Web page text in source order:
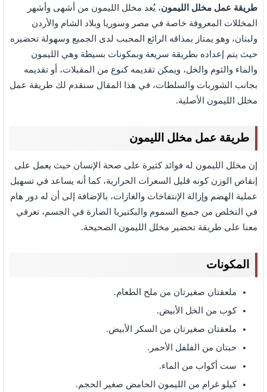
طريقة عمل مخلل الليمون، يُعد مخلل الليمون من أشهى وأشهر
المخللات المعروفة خاصة في مصر وسوريا وبلاد الشام والأردن
ولبنان، وهو يمتاز بمذاقه الرائع المحبب لدى الجميع وسهولة تحضيره
حيث يتم إعداده بطريقة سريعة وبمكونات بسيطة وهي الليمون
والماء والثوم والخل، ويمكن تقديمه كنوع من المقبلات، أو تقديمه
بجانب الشوربات والسلطات، في هذا المقال سنقدم لك طريقة عمل
مخلل الليمون الأصلية.
طريقة عمل مخلل الليمون
إن مخلل الليمون له فوائد كثيرة على صحة الإنسان حيث يعمل على
إنقاص الوزن كونه قليل السعرات الحرارية، كما أنه يساعد في تسهيل
عملية الهضم وإزالة الإنتفاخات والغازات، بالإضافة إلى أن له دور هام
في التخلص من جميع السموم والبكتيريا الضارة في الجسم، تعرفي
معنا على طريقة تحضير مخلل الليمون الصحيحة.
المكونات
ملعقتان صغيرتان من ملح الطعام.
كوب من الخل الأبيض.
ملعقتان صغيرتان من السكر الأبيض.
حبتان من الفلفل الأحمر.
ست أكواب من الماء.
كيلو غرام من الليمون الحامض صغير الحجم.